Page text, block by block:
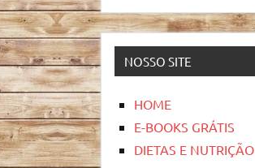
NOSSO SITE
HOME
E-BOOKS GRÁTIS
DIETAS E NUTRIÇÃO